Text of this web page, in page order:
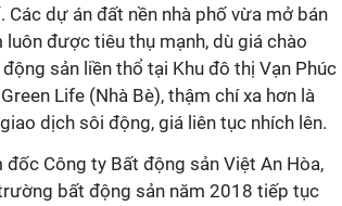
dự án đất nền nhà phố vừa mở bán
được tiêu thụ mạnh, dù giá chào
sản liền thổ tại Khu đô thị Vạn Phúc
Life (Nhà Bè), thậm chí xa hơn là
dịch sôi động, giá liên tục nhích lên.
đốc Công ty Bất động sản Việt An Hòa,
bất động sản năm 2018 tiếp tục